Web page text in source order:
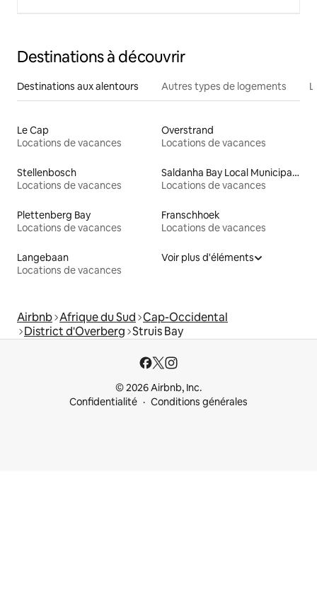
Destinations à découvrir
Destinations aux alentours Autres types de logements
Le Cap
Locations de vacances
Overstrand
Locations de vacances
Stellenbosch
Locations de vacances
Saldanha Bay Local Municipality
Locations de vacances
Plettenberg Bay
Locations de vacances
Franschhoek
Locations de vacances
Langebaan
Locations de vacances
Voir plus d'éléments
Airbnb Afrique du Sud Cap-Occidental
District d'Overberg Struis Bay
© 2026 Airbnb, Inc.
Confidentialité
Conditions générales